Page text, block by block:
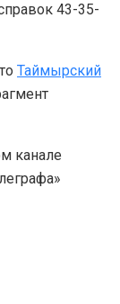
43-35-
Таймырский
канале